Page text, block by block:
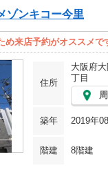
ゾンキコー今里
め来店予約がオススメで
住所
大阪府
丁目
築年 2019年
階建 8階建